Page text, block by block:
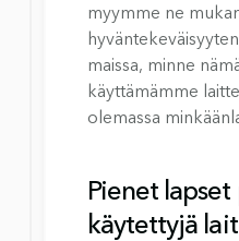
myymme ne
maissa, minne
käyttämämme
olemassa
Pienet
käytettyjä